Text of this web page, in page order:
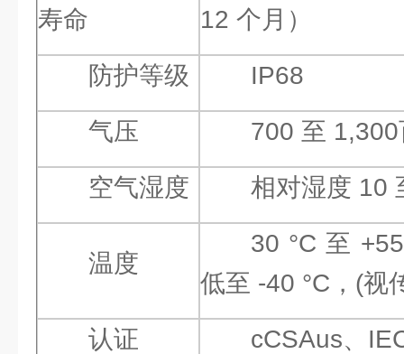
寿命
12 个月）
防护等级
IP68
气压
700 至 1,300
空气湿度
相对湿度 10
温度
30 °C 至
低至 -40 °C，(视
认证
cCSAus、